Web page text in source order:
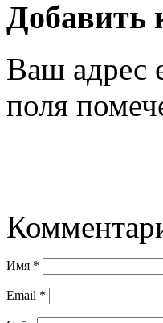
Добавить
Ваш адрес
поля
Имя *
Email *